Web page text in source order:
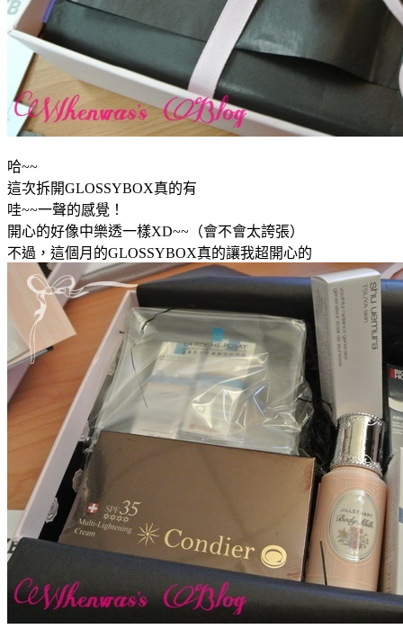
哈~~
這次拆開GLOSSYBOX真的有
哇~~一聲的感覺！
開心的好像中樂透一樣XD~~（會不會太誇張）
不過，這個月的GLOSSYBOX真的讓我超開心的